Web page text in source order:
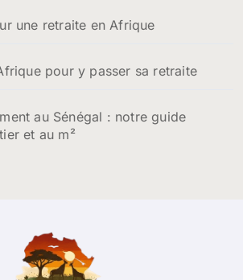
une retraite en Afrique
pour y passer sa retraite
au Sénégal : notre guide
et au m²